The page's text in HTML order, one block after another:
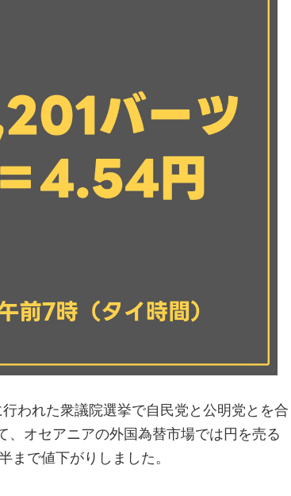
われた衆議院選挙で自民党と公明党とを合
オセアニアの外国為替市場では円を売る
まで値下がりしました。